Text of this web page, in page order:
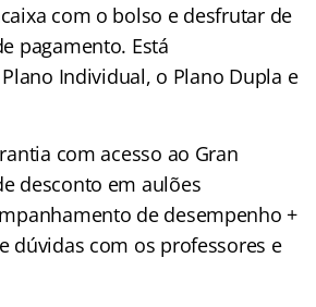
com o bolso e desfrutar de
pagamento. Está
Individual, o Plano Dupla e
com acesso ao Gran
desconto em aulões
de desempenho +
dúvidas com os professores e